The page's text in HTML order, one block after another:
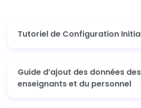
Tutoriel de Configuration
Guide d’ajout des données des
enseignants et du personnel